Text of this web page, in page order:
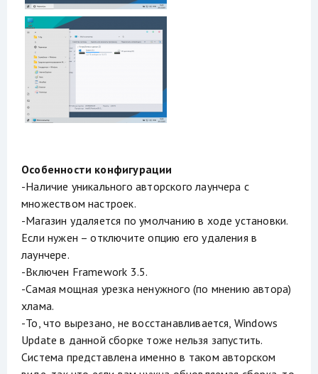
Особенности конфигурации
-Наличие уникального авторского лаунчера с
множеством настроек.
-Магазин удаляется по умолчанию в ходе установки.
Если нужен – отключите опцию его удаления в
лаунчере.
-Включен Framework 3.5.
-Самая мощная урезка ненужного (по мнению автора)
хлама.
-То, что вырезано, не восстанавливается, Windows
Update в данной сборке тоже нельзя запустить.
Система представлена именно в таком авторском